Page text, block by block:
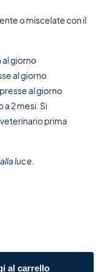
o miscelate con il
al giorno
al giorno
al giorno
2 mesi. Si
prima
luce.
al carrello